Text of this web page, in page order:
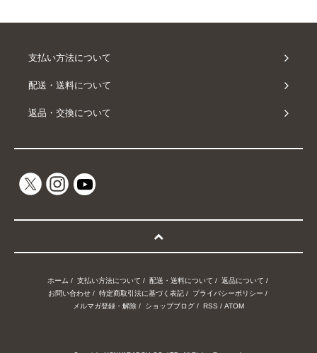
支払い方法について
配送・送料について
返品・交換について
ホーム / 支払い方法について / 配送・送料について / 返品について /
お問い合わせ/ 特定商取引法に基づく表記/ プライバシーポリシー /
メルマガ登録・解除 / ショップブログ / RSS / ATOM